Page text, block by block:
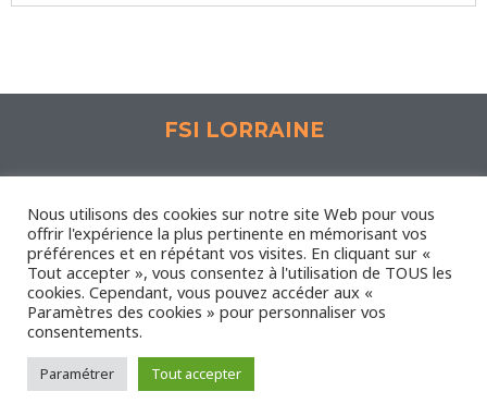
FSI LORRAINE
Espace Synergie, 1 Rue Lavoisier 57190 Florange
Nous contacter - Mentions légales
Administrateur - Plan du site
Nous utilisons des cookies sur notre site Web pour vous
offrir l'expérience la plus pertinente en mémorisant vos
préférences et en répétant vos visites. En cliquant sur «
Tout accepter », vous consentez à l'utilisation de TOUS les
cookies. Cependant, vous pouvez accéder aux «
Paramètres des cookies » pour personnaliser vos
consentements.
Paramétrer Tout accepter